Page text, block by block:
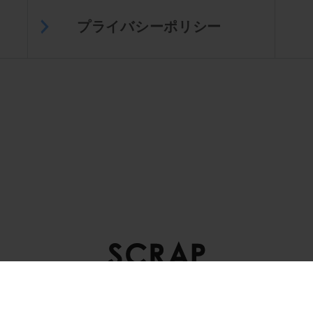
プライバシーポリシー